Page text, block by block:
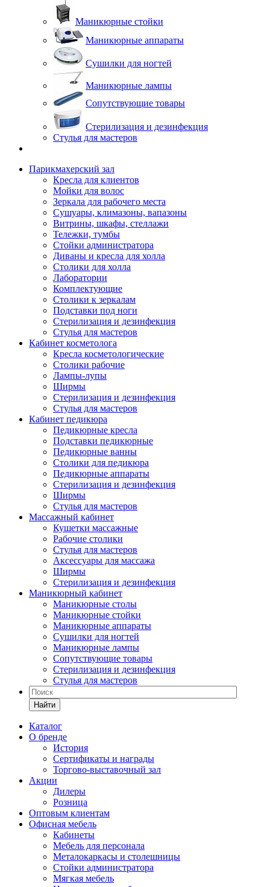
Маникюрные стойки
Маникюрные аппараты
Сушилки для ногтей
Маникюрные лампы
Сопутствующие товары
Стерилизация и дезинфекция
Стулья для мастеров
Парикмахерский зал
Кресла для клиентов
Мойки для волос
Зеркала для рабочего места
Сушуары, климазоны, вапазоны
Витрины, шкафы, стеллажи
Тележки, тумбы
Стойки администратора
Диваны и кресла для холла
Столики для холла
Лаборатории
Комплектующие
Столики к зеркалам
Подставки под ноги
Стерилизация и дезинфекция
Стулья для мастеров
Кабинет косметолога
Кресла косметологические
Столики рабочие
Лампы-лупы
Ширмы
Стерилизация и дезинфекция
Стулья для мастеров
Кабинет педикюра
Педикюрные кресла
Подставки педикюрные
Педикюрные ванны
Столики для педикюра
Педикюрные аппараты
Стерилизация и дезинфекция
Ширмы
Стулья для мастеров
Массажный кабинет
Кушетки массажные
Рабочие столики
Стулья для мастеров
Аксессуары для массажа
Ширмы
Стерилизация и дезинфекция
Маникюрный кабинет
Маникюрные столы
Маникюрные стойки
Маникюрные аппараты
Сушилки для ногтей
Маникюрные лампы
Сопутствующие товары
Стерилизация и дезинфекция
Стулья для мастеров
Найти
Каталог
О бренде
История
Сертификаты и награды
Торгово-выставочный зал
Акции
Дилеры
Розница
Оптовым клиентам
Офисная мебель
Кабинеты
Мебель для персонала
Металокаркасы и столешницы
Стойки администратора
Мягкая мебель